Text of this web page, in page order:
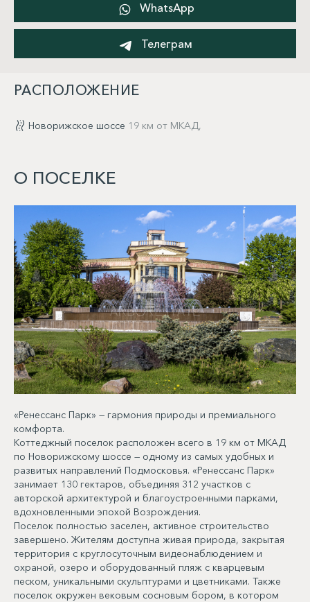
WhatsApp
Телеграм
РАСПОЛОЖЕНИЕ
Новорижское шоссе 19 км от МКАД,
О ПОСЕЛКЕ
«Ренессанс Парк» — гармония природы и премиального
комфорта.
Коттеджный поселок расположен всего в 19 км от МКАД
по Новорижскому шоссе — одному из самых удобных и
развитых направлений Подмосковья. «Ренессанс Парк»
занимает 130 гектаров, объединяя 312 участков с
авторской архитектурой и благоустроенными парками,
вдохновленными эпохой Возрождения.
Поселок полностью заселен, активное строительство
завершено. Жителям доступна живая природа, закрытая
территория с круглосуточным видеонаблюдением и
охраной, озеро и оборудованный пляж с кварцевым
песком, уникальными скульптурами и цветниками. Также
поселок окружен вековым сосновым бором, в котором